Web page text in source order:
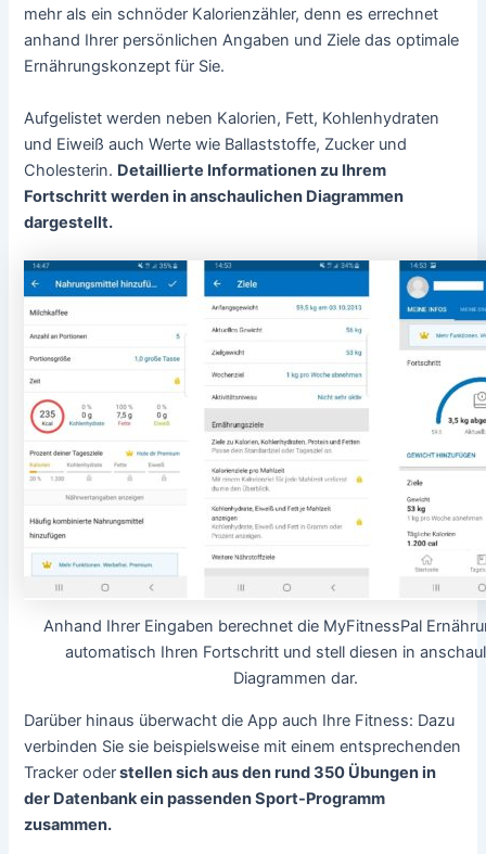
mehr als ein schnöder Kalorienzähler, denn es errechnet
anhand Ihrer persönlichen Angaben und Ziele das optimale
Ernährungskonzept für Sie.
Aufgelistet werden neben Kalorien, Fett, Kohlenhydraten
und Eiweiß auch Werte wie Ballaststoffe, Zucker und
Cholesterin. Detaillierte Informationen zu Ihrem
Fortschritt werden in anschaulichen Diagrammen
dargestellt.
Anhand Ihrer Eingaben berechnet die MyFitnessPal
automatisch Ihren Fortschritt und stell diesen in
Diagrammen dar.
Darüber hinaus überwacht die App auch Ihre Fitness: Dazu
verbinden Sie sie beispielsweise mit einem entsprechenden
Tracker oderstellen sich aus den rund 350 Übungen in
der Datenbank ein passenden Sport-Programm
zusammen.